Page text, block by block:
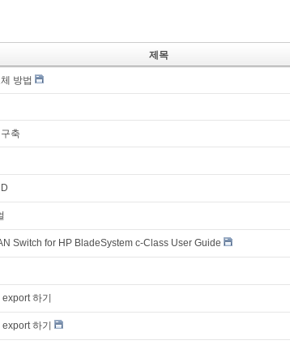
제목
방법
축
Switch for HP BladeSystem c-Class User Guide
하기
하기